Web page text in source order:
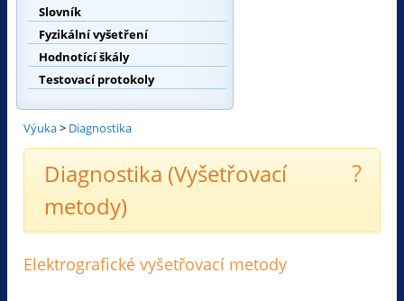
Slovník
Fyzikální vyšetření
Hodnotící škály
Testovací protokoly
Výuka> Diagnostika
Diagnostika (Vyšetřovací
metody)
?
Elektrografické vyšetřovací metody